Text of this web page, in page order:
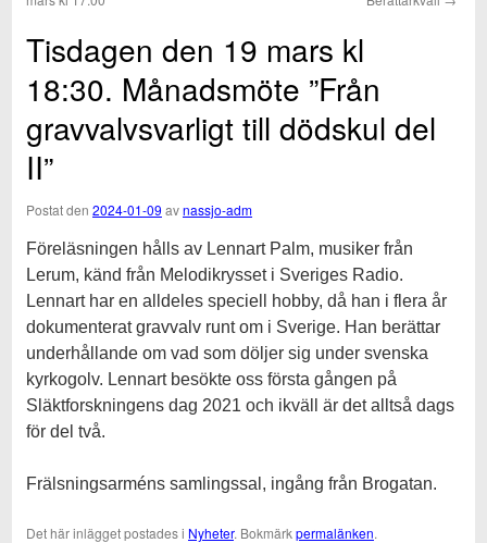
Tisdagen den 19 mars kl
18:30. Månadsmöte ”Från
gravvalvsvarligt till dödskul del
II”
Postat den 2024-01-09 avnassjo-adm
Föreläsningen hålls av Lennart Palm, musiker från
Lerum, känd från Melodikrysset i Sveriges Radio.
Lennart har en alldeles speciell hobby, då han i flera år
dokumenterat gravvalv runt om i Sverige. Han berättar
underhållande om vad som döljer sig under svenska
kyrkogolv. Lennart besökte oss första gången på
Släktforskningens dag 2021 och ikväll är det alltså dags
för del två.
Frälsningsarméns samlingssal, ingång från Brogatan.
Det här inlägget postades i Nyheter. Bokmärkpermalänken.